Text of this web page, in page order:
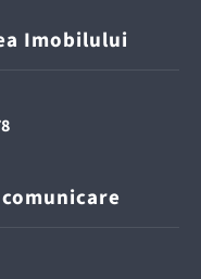
Imobilului